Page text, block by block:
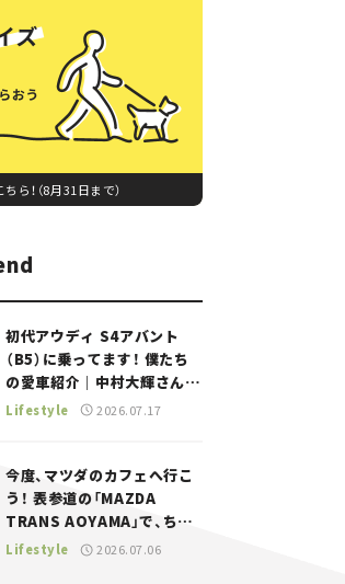
ら！（8月31日まで）
初代アウディ S4アバント
（B5）に乗ってます！ 僕たち
の愛車紹介｜中村大輝さん
——瀬イオナと嶋田智之の
Lifestyle 2026.07.17
今度、マツダのカフェへ行こ
う！ 表参道の「MAZDA
TRANS AOYAMA」で、ちょ
っとひと息。——連載｜CCG
Lifestyle 2026.07.06